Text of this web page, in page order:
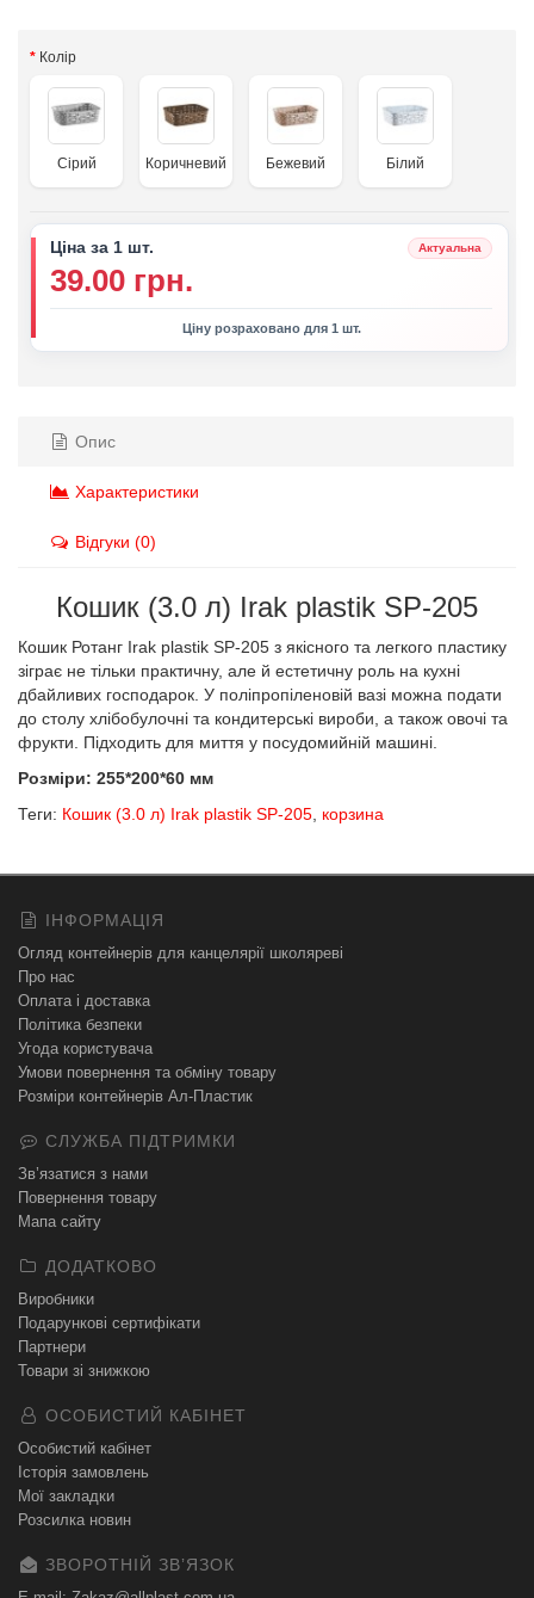
Колір
Сірий Коричневий Бежевий Білий
Ціна за 1 шт. Актуальна
39.00 грн.
Ціну розраховано для 1 шт.
Опис
Характеристики
Відгуки (0)
Кошик (3.0 л) Irak plastik SP-205
Кошик Ротанг Irak plastik SP-205 з якісного та легкого пластику
зіграє не тільки практичну, але й естетичну роль на кухні
дбайливих господарок. У поліпропіленовій вазі можна подати
до столу хлібобулочні та кондитерські вироби, а також овочі та
фрукти. Підходить для миття у посудомийній машині.
Розміри: 255*200*60 мм
Теги: Кошик (3.0 л) Irak plastik SP-205 корзина
ІНФОРМАЦІЯ
Огляд контейнерів для канцелярії школяреві
Про нас
Оплата і доставка
Політика безпеки
Угода користувача
Умови повернення та обміну товару
Розміри контейнерів Ал-Пластик
СЛУЖБА ПІДТРИМКИ
Зв’язатися з нами
Повернення товару
Мапа сайту
ДОДАТКОВО
Виробники
Подарункові сертифікати
Партнери
Товари зі знижкою
ОСОБИСТИЙ КАБІНЕТ
Особистий кабінет
Історія замовлень
Мої закладки
Розсилка новин
ЗВОРОТНІЙ ЗВʼЯЗОК